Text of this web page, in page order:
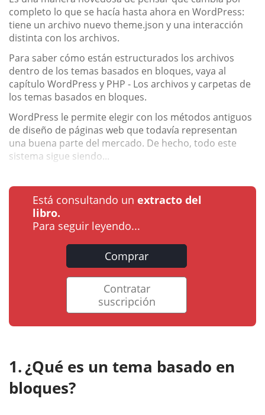
completo lo que se hacía hasta ahora en WordPress:
tiene un archivo nuevo theme.json y una interacción
distinta con los archivos.
Para saber cómo están estructurados los archivos
dentro de los temas basados en bloques, vaya al
capítulo WordPress y PHP - Los archivos y carpetas de
los temas basados en bloques.
WordPress le permite elegir con los métodos antiguos
de diseño de páginas web que todavía representan
una buena parte del mercado. De hecho, todo este
sistema sigue siendo...
Está consultando un extracto del
libro.
Para seguir leyendo...
Comprar
Contratar
suscripción
¿Qué es un tema basado en
bloques?